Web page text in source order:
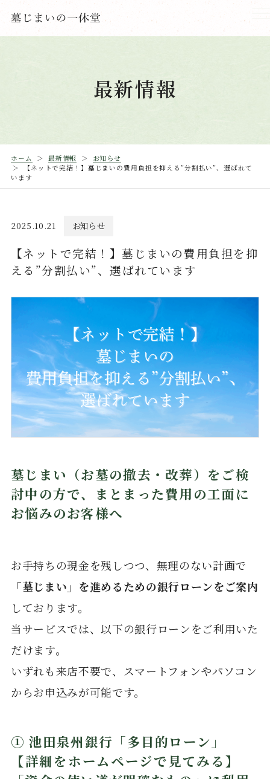
最新情報
ホーム 最新情報
お知らせ
【ネットで完結！】墓じまいの費用負担を抑える”分割払い”、選ばれて
います
2025.10.21 お知らせ
【ネットで完結！】墓じまいの費用負担を抑
える”分割払い”、選ばれています
墓じまい（お墓の撤去・改葬）をご検
討中の方で、まとまった費用の工面に
お悩みのお客様へ
お手持ちの現金を残しつつ、無理のない計画で
「墓じまい」を進めるための銀行ローンをご案内
しております。
当サービスでは、以下の銀行ローンをご利用いた
だけます。
いずれも来店不要で、スマートフォンやパソコン
からお申込みが可能です。
① 池田泉州銀行「多目的ローン」
【詳細をホームページで見てみる】